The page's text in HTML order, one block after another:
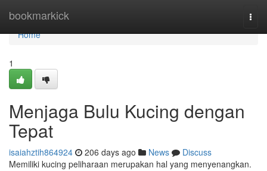
bookmarkick
Home
Home
1
Menjaga Bulu Kucing dengan
Tepat
isaiahztih864924 206 days ago News
Discuss
Memiliki kucing peliharaan merupakan hal yang menyenangkan.